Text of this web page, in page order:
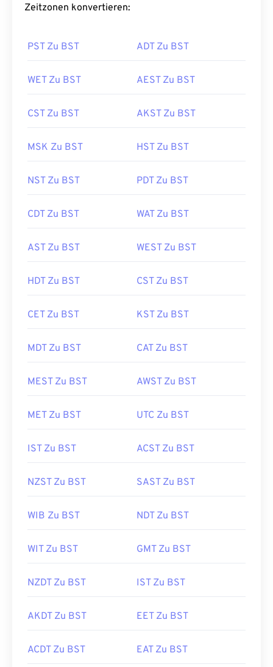
Zeitzonen konvertieren:
PST Zu BST ADT Zu BST
WET Zu BST AEST Zu BST
CST Zu BST AKST Zu BST
MSK Zu BST HST Zu BST
NST Zu BST PDT Zu BST
CDT Zu BST WAT Zu BST
AST Zu BST WEST Zu BST
HDT Zu BST CST Zu BST
CET Zu BST KST Zu BST
MDT Zu BST CAT Zu BST
MEST Zu BST AWST Zu BST
MET Zu BST UTC Zu BST
IST Zu BST ACST Zu BST
NZST Zu BST SAST Zu BST
WIB Zu BST NDT Zu BST
WIT Zu BST GMT Zu BST
NZDT Zu BST IST Zu BST
AKDT Zu BST EET Zu BST
ACDT Zu BST EAT Zu BST